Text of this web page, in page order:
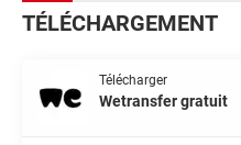
TÉLÉCHARGEMENT
Télécharger
Wetransfer gratuit